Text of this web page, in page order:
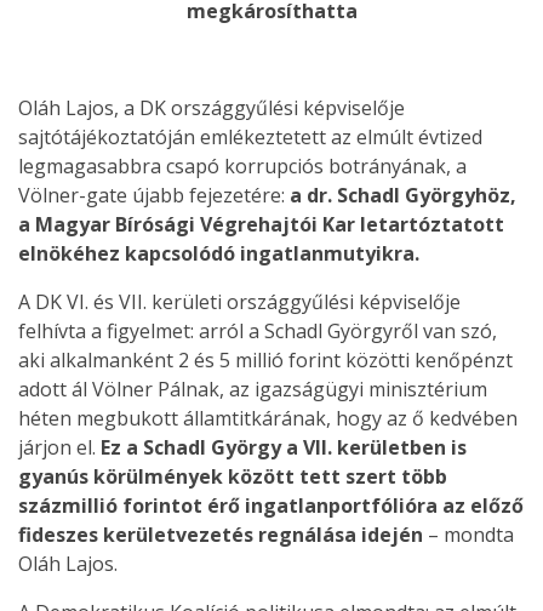
megkárosíthatta
Oláh Lajos, a DK országgyűlési képviselője
sajtótájékoztatóján emlékeztetett az elmúlt évtized
legmagasabbra csapó korrupciós botrányának, a
Völner-gate újabb fejezetére: a dr. Schadl Györgyhöz,
a Magyar Bírósági Végrehajtói Kar letartóztatott
elnökéhez kapcsolódó ingatlanmutyikra.
A DK VI. és VII. kerületi országgyűlési képviselője
felhívta a figyelmet: arról a Schadl Györgyről van szó,
aki alkalmanként 2 és 5 millió forint közötti kenőpénzt
adott ál Völner Pálnak, az igazságügyi minisztérium
héten megbukott államtitkárának, hogy az ő kedvében
járjon el. Ez a Schadl György a VII. kerületben is
gyanús körülmények között tett szert több
százmillió forintot érő ingatlanportfólióra az előző
fideszes kerületvezetés regnálása idején – mondta
Oláh Lajos.